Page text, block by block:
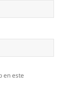
en este